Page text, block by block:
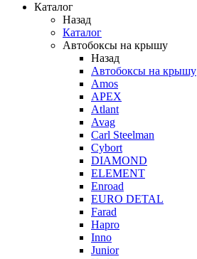
Каталог
Назад
Каталог
Автобоксы на крышу
Назад
Автобоксы на крышу
Amos
APEX
Atlant
Avag
Carl Steelman
Cybort
DIAMOND
ELEMENT
Enroad
EURO DETAL
Farad
Hapro
Inno
Junior